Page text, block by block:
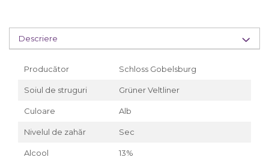
Descriere
Producător Schloss Gobelsburg
Soiul de struguri Grüner Veltliner
Culoare Alb
Nivelul de zahăr Sec
Alcool 13%